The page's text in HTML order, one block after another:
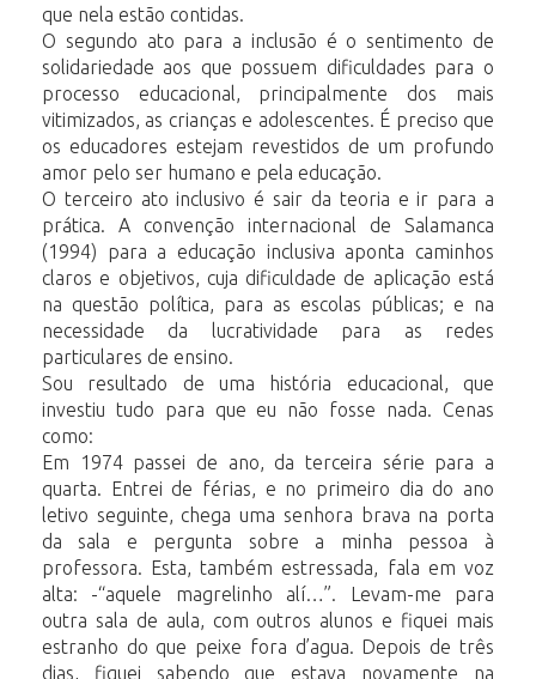
que nela estão contidas.
O segundo ato para a inclusão é o sentimento de
solidariedade aos que possuem dificuldades para o
processo educacional, principalmente dos mais
vitimizados, as crianças e adolescentes. É preciso que
os educadores estejam revestidos de um profundo
amor pelo ser humano e pela educação.
O terceiro ato inclusivo é sair da teoria e ir para a
prática. A convenção internacional de Salamanca
(1994) para a educação inclusiva aponta caminhos
claros e objetivos, cuja dificuldade de aplicação está
na questão política, para as escolas públicas; e na
necessidade da lucratividade para as redes
particulares de ensino.
Sou resultado de uma história educacional, que
investiu tudo para que eu não fosse nada. Cenas
como:
Em 1974 passei de ano, da terceira série para a
quarta. Entrei de férias, e no primeiro dia do ano
letivo seguinte, chega uma senhora brava na porta
da sala e pergunta sobre a minha pessoa à
professora. Esta, também estressada, fala em voz
alta: -“aquele magrelinho alí…”. Levam-me para
outra sala de aula, com outros alunos e fiquei mais
estranho do que peixe fora d’agua. Depois de três
dias, fiquei sabendo que estava novamente na